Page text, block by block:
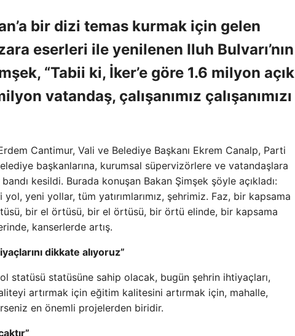
bir dizi temas kurmak için gelen
eserleri ile yenilenen Iluh Bulvarı’nın
“Tabii ki, İker’e göre 1.6 milyon açık
vatandaş, çalışanımız çalışanımızı
Cantimur, Vali ve Belediye Başkanı Ekrem Canalp, Parti
başkanlarına, kurumsal süpervizörlere ve vatandaşlara
kesildi. Burada konuşan Bakan Şimşek şöyle açıkladı:
yeni yollar, tüm yatırımlarımız, şehrimiz. Faz, bir kapsama
bir el örtüsü, bir el örtüsü, bir örtü elinde, bir kapsama
kanserlerde artış.
dikkate alıyoruz”
statüsü statüsüne sahip olacak, bugün şehrin ihtiyaçları,
artırmak için eğitim kalitesini artırmak için, mahalle,
en önemli projelerden biridir.